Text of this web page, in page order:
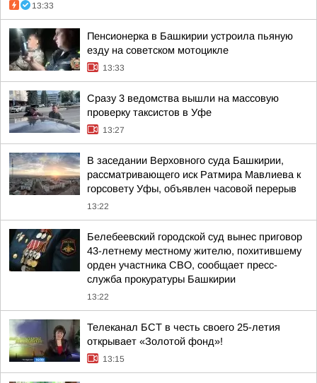
13:33
Пенсионерка в Башкирии устроила пьяную
езду на советском мотоцикле
13:33
Сразу 3 ведомства вышли на массовую
проверку таксистов в Уфе
13:27
В заседании Верховного суда Башкирии,
рассматривающего иск Ратмира Мавлиева к
горсовету Уфы, объявлен часовой перерыв
13:22
Белебеевский городской суд вынес приговор
43-летнему местному жителю, похитившему
орден участника СВО, сообщает пресс-
служба прокуратуры Башкирии
13:22
Телеканал БСТ в честь своего 25-летия
открывает «Золотой фонд»!
13:15